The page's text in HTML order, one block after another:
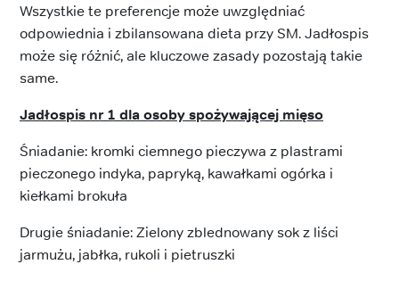
Wszystkie te preferencje może uwzględniać
odpowiednia i zbilansowana dieta przy SM. Jadłospis
może się różnić, ale kluczowe zasady pozostają takie
same.
Jadłospis nr 1 dla osoby spożywającej mięso
Śniadanie: kromki ciemnego pieczywa z plastrami
pieczonego indyka, papryką, kawałkami ogórka i
kiełkami brokuła
Drugie śniadanie: Zielony zblednowany sok z liści
jarmużu, jabłka, rukoli i pietruszki